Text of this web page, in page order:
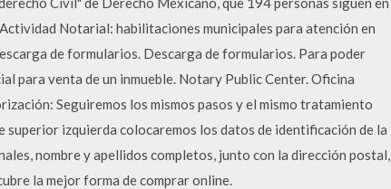
Notarial: habilitaciones municipales para atención en
de formularios. Descarga de formularios. Para poder
para venta de un inmueble. Notary Public Center. Oficina
Seguiremos los mismos pasos y el mismo tratamiento
izquierda colocaremos los datos de identificación de la
nombre y apellidos completos, junto con la dirección postal,
la mejor forma de comprar online.